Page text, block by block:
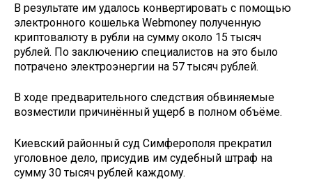
В результате им удалось конвертировать с помощью
электронного кошелька Webmoney полученную
криптовалюту в рубли на сумму около 15 тысяч
рублей. По заключению специалистов на это было
потрачено электроэнергии на 57 тысяч рублей.
В ходе предварительного следствия обвиняемые
возместили причинённый ущерб в полном объёме.
Киевский районный суд Симферополя прекратил
уголовное дело, присудив им судебный штраф на
сумму 30 тысяч рублей каждому.